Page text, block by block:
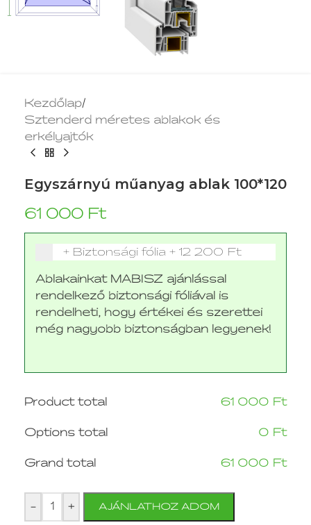
Kezdőlap/
Sztenderd méretes ablakok és
erkélyajtók
Egyszárnyú műanyag ablak 100*120
61 000 Ft
+ Biztonsági fólia + 12 200 Ft
Ablakainkat MABISZ ajánlással
rendelkező biztonsági fóliával is
rendelheti, hogy értékei és szerettei
még nagyobb biztonságban legyenek!
Product total 61 000 Ft
Options total 0 Ft
Grand total 61 000 Ft
- + AJÁNLATHOZ ADOM